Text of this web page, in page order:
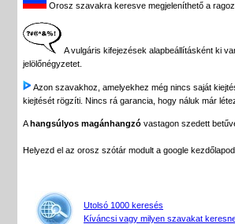
Orosz szavakra keresve megjeleníthető a
A vulgáris kifejezések alapbeállításként ki
jelölőnégyzetet.
Azon szavakhoz, amelyekhez még nincs saját
kiejtését rögzíti. Nincs rá garancia, hogy náluk már
Ahangsúlyos magánhangzó vastagon szedett
Helyezd el az orosz szótár modult a google
Utolsó 1000 keresés
Kíváncsi vagy milyen szavakat